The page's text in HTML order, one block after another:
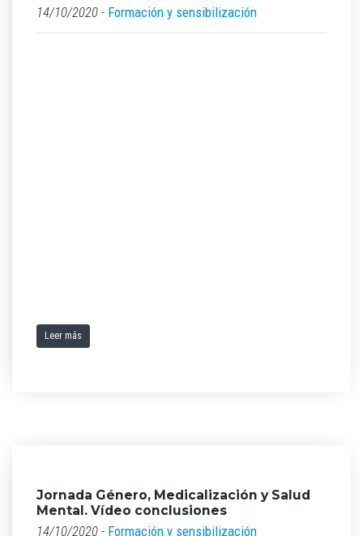
14/10/2020 - Formación y sensibilización
Leer más
Jornada Género, Medicalización y Salud
Mental. Vídeo conclusiones
14/10/2020 - Formación y sensibilización